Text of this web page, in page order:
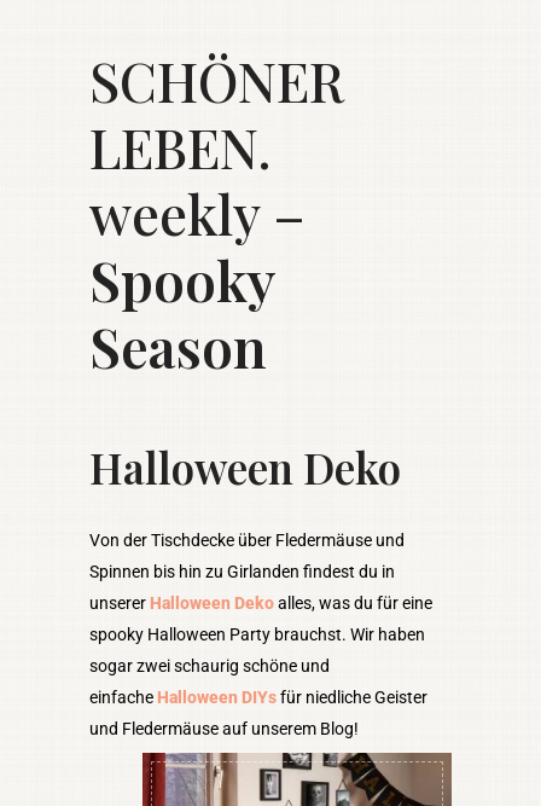
SCHÖNER
LEBEN.
weekly –
Spooky
Season
Halloween Deko
Von der Tischdecke über Fledermäuse und
Spinnen bis hin zu Girlanden findest du in
unserer Halloween Dekoalles, was du für eine
spooky Halloween Party brauchst. Wir haben
sogar zwei schaurig schöne und
einfache Halloween DIYsfür niedliche Geister
und Fledermäuse auf unserem Blog!